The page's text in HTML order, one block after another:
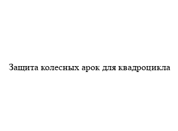
Защита колесных арок для квадроцикла